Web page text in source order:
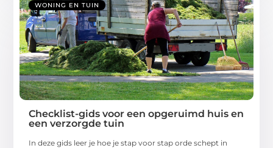
WONING EN TUIN
Checklist-gids voor een opgeruimd huis en
een verzorgde tuin
In deze gids leer je hoe je stap voor stap orde schept in